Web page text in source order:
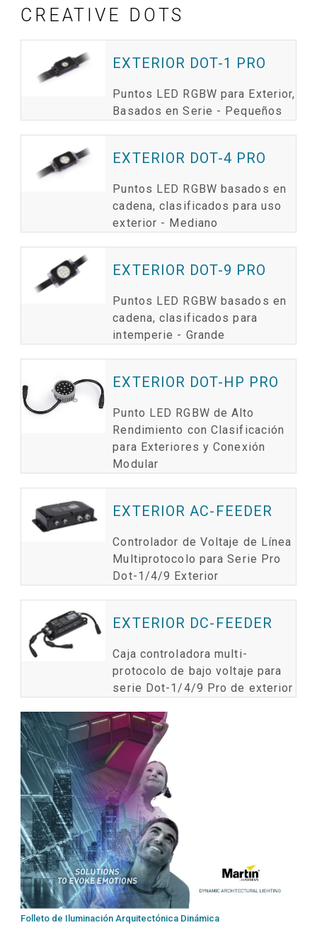
CREATIVE DOTS
EXTERIOR DOT-1 PRO
Puntos LED RGBW para Exterior,
Basados en Serie - Pequeños
EXTERIOR DOT-4 PRO
Puntos LED RGBW basados en
cadena, clasificados para uso
exterior - Mediano
EXTERIOR DOT-9 PRO
Puntos LED RGBW basados en
cadena, clasificados para
intemperie - Grande
EXTERIOR DOT-HP PRO
Punto LED RGBW de Alto
Rendimiento con Clasificación
para Exteriores y Conexión
Modular
EXTERIOR AC-FEEDER
Controlador de Voltaje de Línea
Multiprotocolo para Serie Pro
Dot-1/4/9 Exterior
EXTERIOR DC-FEEDER
Caja controladora multi-
protocolo de bajo voltaje para
serie Dot-1/4/9 Pro de exterior
Folleto de Iluminación Arquitectónica Dinámica